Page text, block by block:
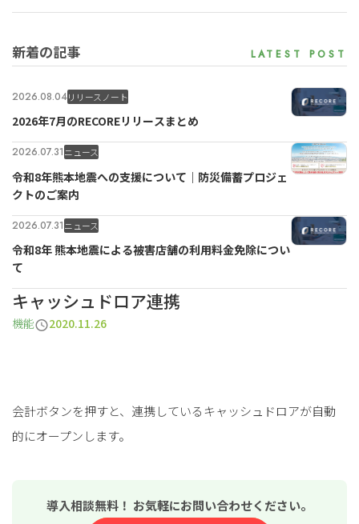
キャッシュドロア連携
機能 2020.11.26
会計ボタンを押すと、連携しているキャッシュドロアが自動
的にオープンします。
導入相談無料！ お気軽にお問い合わせください。
新着の記事
2026.08.04リリースノート
2026年7月のRECOREリリースまとめ
2026.07.31ニュース
令和8年熊本地震への支援について｜防災備蓄プロジェ
クトのご案内
2026.07.31ニュース
令和8年 熊本地震による被害店舗の利用料金免除につい
て